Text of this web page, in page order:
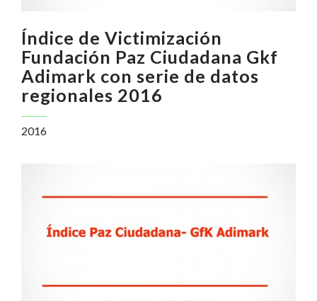
Índice de Victimización
Fundación Paz Ciudadana Gkf
Adimark con serie de datos
regionales 2016
2016